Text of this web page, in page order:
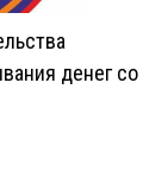
денег со